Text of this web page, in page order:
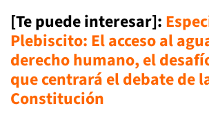
[Te puede interesar]:
Plebiscito: El acceso al
derecho humano, el
que centrará el debate de
Constitución